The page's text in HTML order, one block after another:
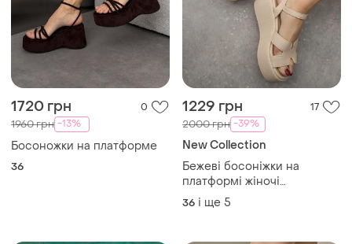
1720 грн 0
1960 грн -13%
Босоножки на платформе
1229 грн 17
-39%
New Collection
Бежеві босоніжки на
платформі жіночі
повсякденні
36 і ще 5
TOP